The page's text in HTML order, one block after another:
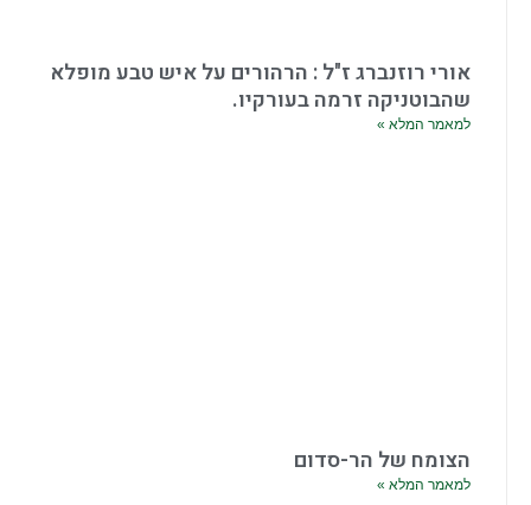
אורי רוזנברג ז"ל : הרהורים על איש טבע מופלא
שהבוטניקה זרמה בעורקיו.
למאמר המלא »
הצומח של הר-סדום
למאמר המלא »